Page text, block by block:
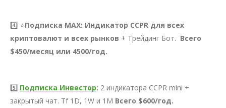
4️⃣ ⭐️Подписка MAX: Индикатор CCPR для всех
криптовалют и всех рынков + Трейдинг Бот. Всего
$450/месяц или 4500/год.
5️⃣ Подписка Инвестор: 2 индикатора CCPR mini +
закрытый чат. Tf 1D, 1W и 1M Всего $600/год.